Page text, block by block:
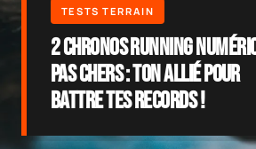
2 Chronos Running
Pas Chers : Ton Allié pour
Battre Tes Records !